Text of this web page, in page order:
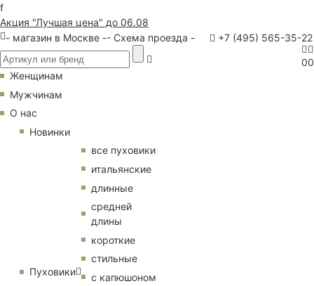
f
Акция "Лучшая цена" до 06.08
- магазин в Москве -- Схема проезда - +7 (495) 565-35-22
00
Женщинам
Мужчинам
О нас
Новинки
Пуховики
все пуховики
итальянские
длинные
средней
длины
короткие
стильные
с капюшоном